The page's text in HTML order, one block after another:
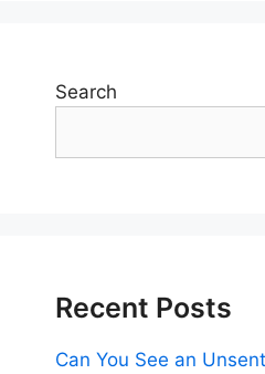
Search
Recent Posts
Can You See an